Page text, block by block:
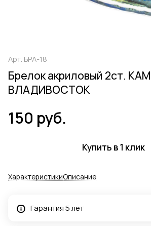
Арт. БРА-18
Брелок акриловый 2ст.
ВЛАДИВОСТОК
150 руб.
Купить в 1 клик
ХарактеристикиОписание
Гарантия 5 лет